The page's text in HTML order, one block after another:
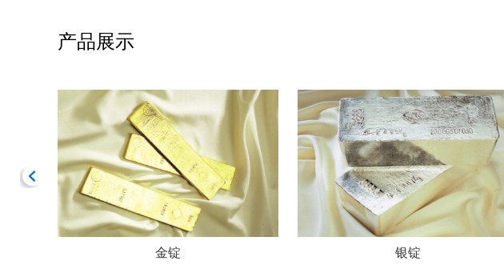
产品展示
金锭 银锭